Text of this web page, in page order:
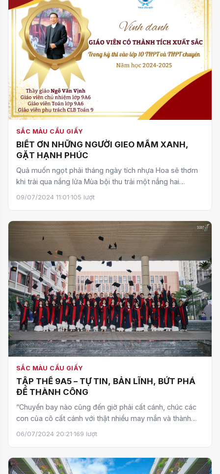
SẮC MÀU CẦU GIẤY
BIẾT ƠN NHỮNG NGƯỜI GIEO MẦM XANH,
GẶT HẠNH PHÚC
Quả muốn ngọt phải tháng ngày tích nhựa Hoa sẽ thơm
khi trải qua nắng lửa Mùa bội thu trải một nắng hai
sương…
09/07/2024 11:01·105 lượt
SẮC MÀU CẦU GIẤY
TẬP THỂ 9A5 – TỰ TIN, BẢN LĨNH, BỨT PHÁ
ĐỂ THÀNH CÔNG
“Chuyến bay nào cũng đến giờ phải cất cánh, chúc các
con của cô cất cánh với thật nhiều may mắn và thành
công.…
06/07/2024 20:21·169 lượt